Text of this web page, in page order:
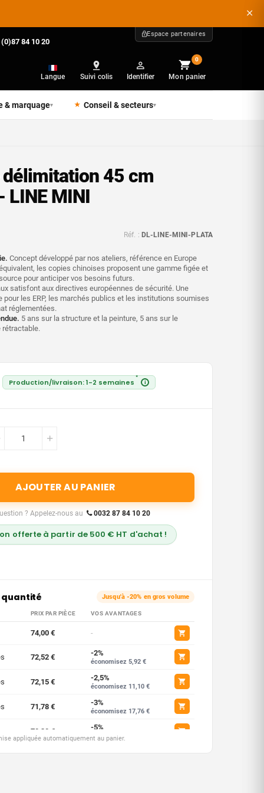
84 10 20
Espace partenaires
Langue Suivi colis Identifier
0
Mon panier
& marquage▾ Conseil & secteurs▾
45 cm
LINE MINI
Réf. : DL-LINE-MINI-PLATA
Concept développé par nos ateliers, référence en Europe
les copies chinoises proposent une gamme figée et
pour anticiper vos besoins futurs.
satisfont aux directives européennes de sécurité. Une
pour les ERP, les marchés publics et les institutions soumises
réglementées.
5 ans sur la structure et la peinture, 5 ans sur le
rétractable.
Production/livraison: 1-2 semaines *
i
AJOUTER AU PANIER
? Appelez-nous au 0032 87 84 10 20
offerte à partir de 500 € HT d'achat !
quantité Jusqu'à -20% en gros volume
PRIX PAR PIÈCE VOS AVANTAGES
74,00 € -
72,52 € -2%
économisez 5,92 €
72,15 € -2,5%
économisez 11,10 €
71,78 € -3%
économisez 17,76 €
70,30 € -5%
économisez 37,00 €
appliquée automatiquement au panier.